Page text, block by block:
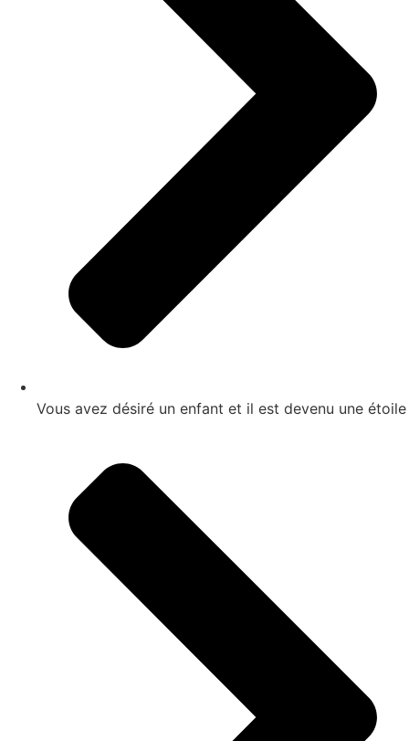
Vous avez désiré un enfant et il est devenu une étoile